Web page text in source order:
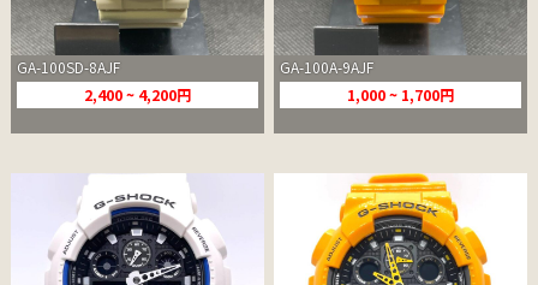
GA-100SD-8AJF
2,400 ~ 4,200円
GA-100A-9AJF
1,000 ~ 1,700円